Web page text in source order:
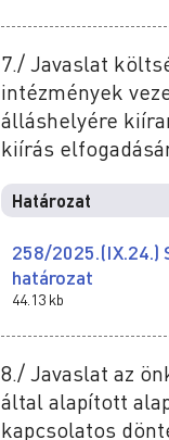
7./ Javaslat
intézmények
álláshelyére
kiírás
Határozat
258/2025.(IX.24.)
határozat
44.13 kb
8./ Javaslat az
által alapított
kapcsolatos